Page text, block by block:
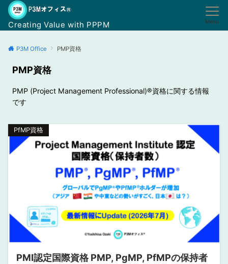
Creating Value with PPPM Menu
P3M Office PMP資格
PMP資格
PMP (Project Management Professional)®︎資格に関する情報
です
PfMP資格
PMI認定国際資格 PMP, PgMP, PfMPの保持者